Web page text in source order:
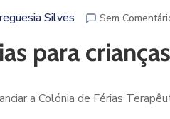
Silves Sem
para
a Colónia de Férias